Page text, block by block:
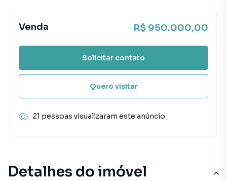
Detalhes do imóvel
Venda R$ 950.000,00
Solicitar contato
Quero visitar
21 pessoas visualizaram este anúncio